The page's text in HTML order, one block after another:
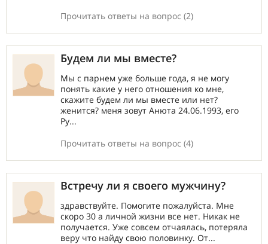
Прочитать ответы на вопрос (2)
Будем ли мы вместе?
Мы с парнем уже больше года, я не могу
понять какие у него отношения ко мне,
скажите будем ли мы вместе или нет?
женится? меня зовут Анюта 24.06.1993, его
Ру...
Прочитать ответы на вопрос (4)
Встречу ли я своего мужчину?
здравствуйте. Помогите пожалуйста. Мне
скоро 30 а личной жизни все нет. Никак не
получается. Уже совсем отчаялась, потеряла
веру что найду свою половинку. От...